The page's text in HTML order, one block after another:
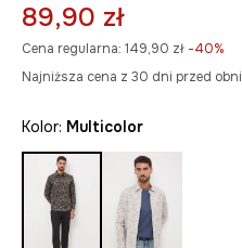
89,90 zł
Cena regularna: 149,90 zł -40%
Najniższa cena z 30 dni przed
Kolor: multicolor